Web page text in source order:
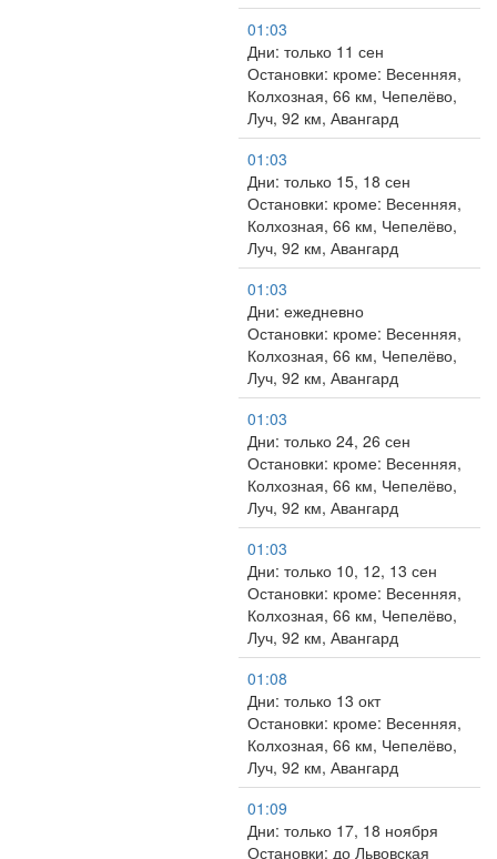
01:03
Дни: только 11 сен
Остановки: кроме: Весенняя,
Колхозная, 66 км, Чепелёво,
Луч, 92 км, Авангард
01:03
Дни: только 15, 18 сен
Остановки: кроме: Весенняя,
Колхозная, 66 км, Чепелёво,
Луч, 92 км, Авангард
01:03
Дни: ежедневно
Остановки: кроме: Весенняя,
Колхозная, 66 км, Чепелёво,
Луч, 92 км, Авангард
01:03
Дни: только 24, 26 сен
Остановки: кроме: Весенняя,
Колхозная, 66 км, Чепелёво,
Луч, 92 км, Авангард
01:03
Дни: только 10, 12, 13 сен
Остановки: кроме: Весенняя,
Колхозная, 66 км, Чепелёво,
Луч, 92 км, Авангард
01:08
Дни: только 13 окт
Остановки: кроме: Весенняя,
Колхозная, 66 км, Чепелёво,
Луч, 92 км, Авангард
01:09
Дни: только 17, 18 ноября
Остановки: до Львовская